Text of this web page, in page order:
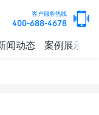
客户服务热线
400-688-4678
闻动态 案例展示